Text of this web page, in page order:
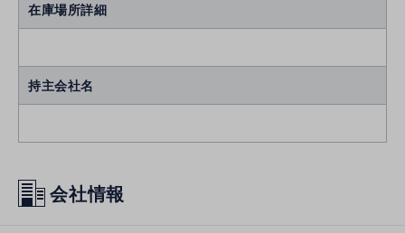
在庫場所詳細
持主会社名
会社情報